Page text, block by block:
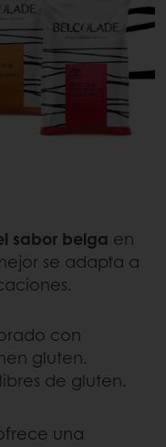
sabor belga en
se adapta a
con
gluten.
de gluten.
una